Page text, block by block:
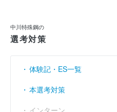
中川特殊鋼の
選考対策
体験記・ES一覧
本選考対策
インターン